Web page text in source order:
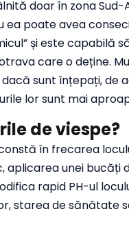
doar în zona
poate avea
și este capabilă
care o deține.
sunt înțepați, de
lor sunt mai
de viespe?
în frecarea
aplicarea unei
rapid PH-ul
starea de sănătate